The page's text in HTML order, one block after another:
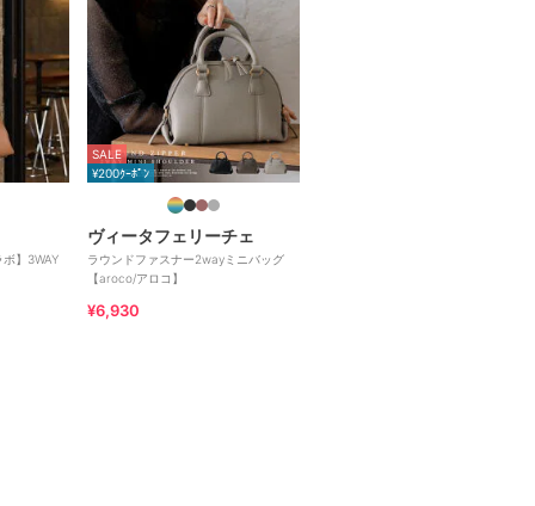
】3WAY
SALE
¥200ｸｰﾎﾟﾝ
ヴィータフェリーチェ
ラウンドファスナー2wayミニバッグ
【aroco/アロコ】
¥6,930